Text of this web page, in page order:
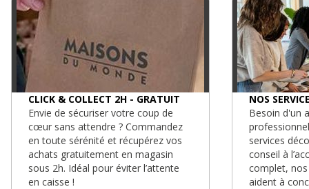
CLICK & COLLECT 2H - GRATUIT
Envie de sécuriser votre coup de
cœur sans attendre ? Commandez
en toute sérénité et récupérez vos
achats gratuitement en magasin
sous 2h. Idéal pour éviter l’attente
en caisse !
NOS
Besoin d'un
services
conseil à
complet,
aident à